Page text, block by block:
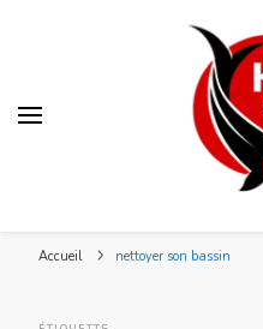
Accueil nettoyer son bassin